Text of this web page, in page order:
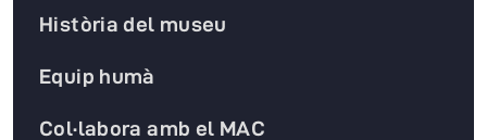
Història del museu
Equip humà
Col·labora amb el MAC